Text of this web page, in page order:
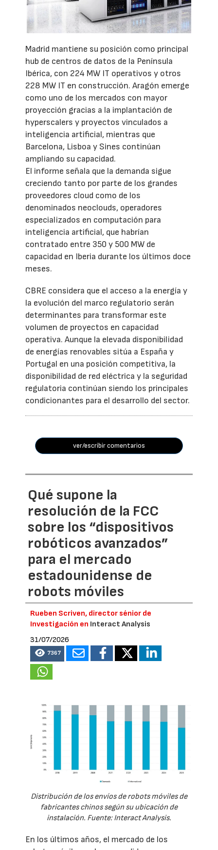
Madrid mantiene su posición como principal
hub de centros de datos de la Península
Ibérica, con 224 MW IT operativos y otros
228 MW IT en construcción. Aragón emerge
como uno de los mercados con mayor
proyección gracias a la implantación de
hyperscalers y proyectos vinculados a
inteligencia artificial, mientras que
Barcelona, Lisboa y Sines continúan
ampliando su capacidad.
El informe señala que la demanda sigue
creciendo tanto por parte de los grandes
proveedores cloud como de los
denominados neoclouds, operadores
especializados en computación para
inteligencia artificial, que habrían
contratado entre 350 y 500 MW de
capacidad en Iberia durante los últimos doce
meses.
CBRE considera que el acceso a la energía y
la evolución del marco regulatorio serán
determinantes para transformar este
volumen de proyectos en capacidad
operativa. Aunque la elevada disponibilidad
de energías renovables sitúa a España y
Portugal en una posición competitiva, la
disponibilidad de red eléctrica y la seguridad
regulatoria continúan siendo los principales
condicionantes para el desarrollo del sector.
ver/escribir comentarios
Qué supone la
resolución de la FCC
sobre los “dispositivos
robóticos avanzados”
para el mercado
estadounidense de
robots móviles
Rueben Scriven, director sénior de
Investigación en Interact Analysis
31/07/2026
7367
Distribución de los envíos de robots móviles de
fabricantes chinos según su ubicación de
instalación. Fuente: Interact Analysis.
En los últimos años, el mercado de los